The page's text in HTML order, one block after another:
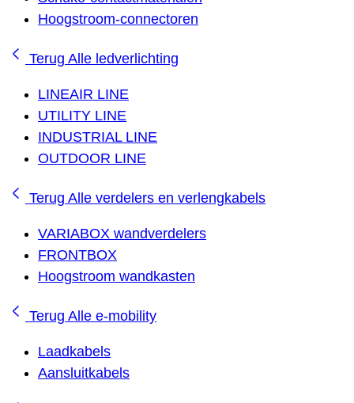
Hoogstroom-connectoren
Terug Alle ledverlichting
LINEAIR LINE
UTILITY LINE
INDUSTRIAL LINE
OUTDOOR LINE
Terug Alle verdelers en verlengkabels
VARIABOX wandverdelers
FRONTBOX
Hoogstroom wandkasten
Terug Alle e-mobility
Laadkabels
Aansluitkabels